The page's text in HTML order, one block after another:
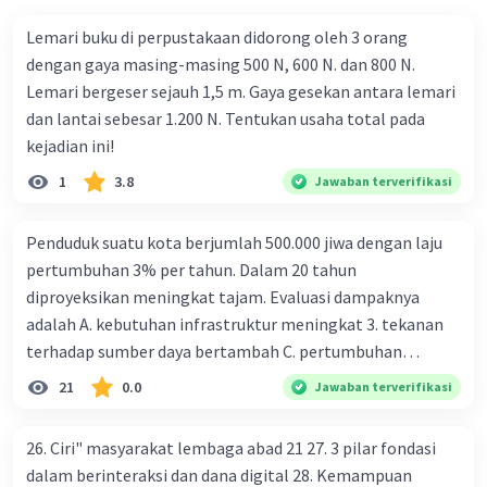
mengeluarkan energi untuk mendapatkan apa yang Anda
mau. [10] Namun, tahukah Anda bahwa segala kemudahan
tersebut menyimpan bahaya bagi tubuh Anda? [11]
Minimnya aktifitas fisik karena gaya hidup ini membuatmu
berisiko lebih tinggi terkena berbagai penyakit kronis,
termasuk diabetes. [12] Bahkan, Badan Kesehatan Dunia
(WHO) mengatakan bahwa gaya hidup ini juga termasuk 1
itu, data terbaru dari Riskedas 2018 menguak bahwa DKI
Jakarta merupakan provinsi dengan tingkat diabetes
melitus tertinggi di Indonesia. [14] Ini menunjukkan
bahwa gaya hidup mager amat erat kaitannya dengan
tingkat diabetes di perkotaan. Bentuk bahasa yang sejenis
dengan mager pada kalimat 1 adalah.... a. magang b.
Lemari buku di perpustakaan didorong oleh 3 orang
dengan gaya masing-masing 500 N, 600 N. dan 800 N.
Lemari bergeser sejauh 1,5 m. Gaya gesekan antara lemari
dan lantai sebesar 1.200 N. Tentukan usaha total pada
kejadian ini!
1 3.8 Jawaban terverifikasi
Penduduk suatu kota berjumlah 500.000 jiwa dengan laju
pertumbuhan 3% per tahun. Dalam 20 tahun
diproyeksikan meningkat tajam. Evaluasi dampaknya
adalah A. kebutuhan infrastruktur meningkat 3. tekanan
terhadap sumber daya bertambah C. pertumbuhan
eksponensial berdampak jangka panjang D. tidak
memengaruhi tata ruang E. proyeksi penduduk penting
21 0.0 Jawaban terverifikasi
26. Ciri" masyarakat lembaga abad 21 27. 3 pilar fondasi
dalam berinteraksi dan dana digital 28. Kemampuan